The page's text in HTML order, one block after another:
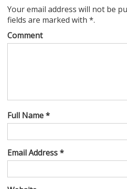
Your email address will not be
fields are marked with *.
Comment
Full Name *
Email Address *